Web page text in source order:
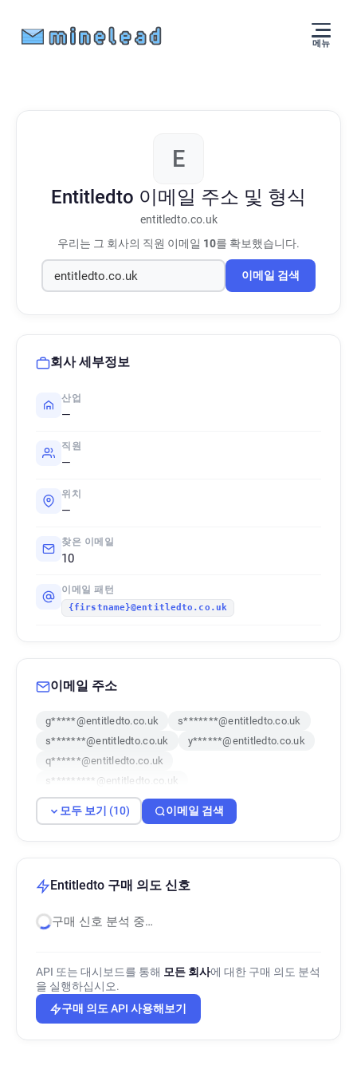
메뉴
E
Entitledto 이메일 주소 및 형식
entitledto.co.uk
우리는 그 회사의 직원 이메일 10를 확보했습니다.
이메일 검색
회사 세부정보
산업
—
직원
—
위치
—
찾은 이메일
10
이메일 패턴
{firstname}@entitledto.co.uk
이메일 주소
g*****@entitledto.co.uk
s*******@entitledto.co.uk
s*******@entitledto.co.uk
y******@entitledto.co.uk
q******@entitledto.co.uk
s*********@entitledto.co.uk
u********@entitledto.co.uk
c***********@entitledto.co.uk
모두 보기 (10) 이메일 검색
Entitledto 구매 의도 신호
구매 신호 분석 중…
API 또는 대시보드를 통해 모든 회사에 대한 구매 의도 분석
을 실행하십시오.
구매 의도 API 사용해보기